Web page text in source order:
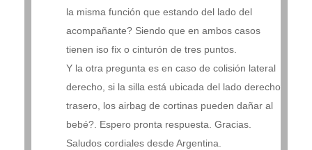
la misma función que estando del lado del
acompañante? Siendo que en ambos casos
tienen iso fix o cinturón de tres puntos.
Y la otra pregunta es en caso de colisión lateral
derecho, si la silla está ubicada del lado derecho
trasero, los airbag de cortinas pueden dañar al
bebé?. Espero pronta respuesta. Gracias.
Saludos cordiales desde Argentina.